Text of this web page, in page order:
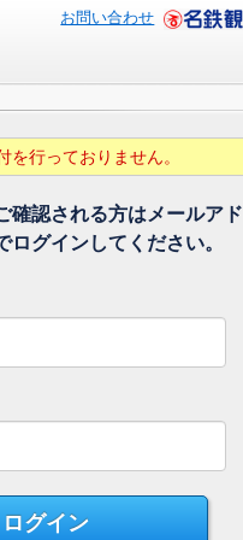
お問い合わせ
を行っておりません。
確認される方はメールアド
ログインしてください。